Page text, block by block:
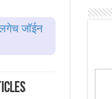
2026
2026
जॉईन